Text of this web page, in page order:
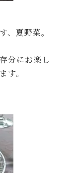
、夏野菜。
分にお楽し
す。